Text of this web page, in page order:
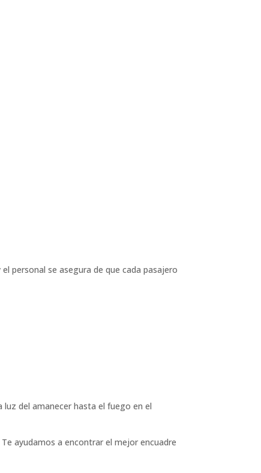
personal se asegura de que cada pasajero
del amanecer hasta el fuego en el
ayudamos a encontrar el mejor encuadre